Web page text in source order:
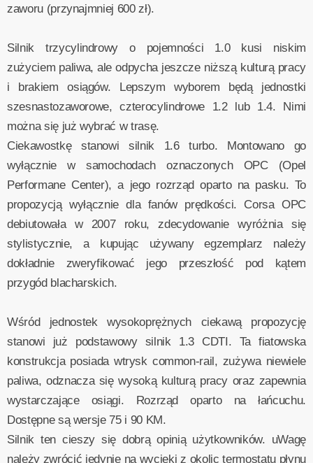
zaworu (przynajmniej 600 zł).
Silnik trzycylindrowy o pojemności 1.0 kusi niskim
zużyciem paliwa, ale odpycha jeszcze niższą kulturą pracy
i brakiem osiągów. Lepszym wyborem będą jednostki
szesnastozaworowe, czterocylindrowe 1.2 lub 1.4. Nimi
można się już wybrać w trasę.
Ciekawostkę stanowi silnik 1.6 turbo. Montowano go
wyłącznie w samochodach oznaczonych OPC (Opel
Performane Center), a jego rozrząd oparto na pasku. To
propozycją wyłącznie dla fanów prędkości. Corsa OPC
debiutowała w 2007 roku, zdecydowanie wyróżnia się
stylistycznie, a kupując używany egzemplarz należy
dokładnie zweryfikować jego przeszłość pod kątem
przygód blacharskich.
Wśród jednostek wysokoprężnych ciekawą propozycję
stanowi już podstawowy silnik 1.3 CDTI. Ta fiatowska
konstrukcja posiada wtrysk common-rail, zużywa niewiele
paliwa, odznacza się wysoką kulturą pracy oraz zapewnia
wystarczające osiągi. Rozrząd oparto na łańcuchu.
Dostępne są wersje 75 i 90 KM.
Silnik ten cieszy się dobrą opinią użytkowników. uWagę
należy zwrócić jedynie na wycieki z okolic termostatu płynu